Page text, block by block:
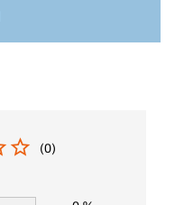
(0)